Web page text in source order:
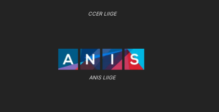
CCER LIIGE
ANIS LIIGE